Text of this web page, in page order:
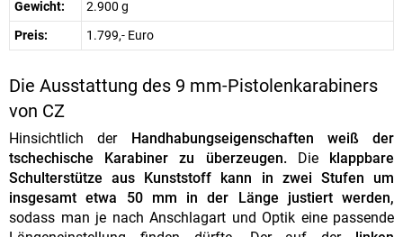
Gewicht:
2.900 g
Preis:
1.799,- Euro
Die Ausstattung des 9 mm-Pistolenkarabiners
von CZ
Hinsichtlich der
Handhabungseigenschaften weiß der
tschechische Karabiner zu überzeugen.
Die
klappbare
Schulterstütze aus Kunststoff kann in zwei Stufen um
insgesamt etwa 50 mm in der Länge justiert werden,
sodass man je nach Anschlagart und Optik eine passende